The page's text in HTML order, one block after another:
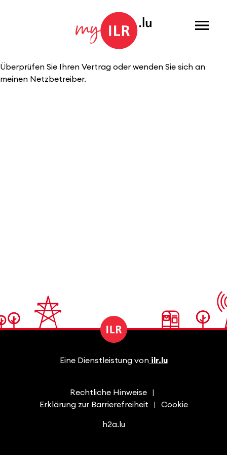
Menu
Überprüfen Sie Ihren Vertrag oder wenden Sie sich an
meinen Netzbetreiber.
Rechtliche Hinweise
Erklärung zur Barrierefreiheit
Cookie
Eine Dienstleistung vonilr.lu
h2a.lu